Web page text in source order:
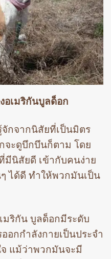
อเมริกันบูลด็อก
กจากนิสัยที่เป็นมิตร
จะดูบึกบึนก็ตาม โดย
นิสัยดี เข้ากับคนง่าย
ได้ดี ทำให้พวกมันเป็น
มริกัน บูลด็อกมีระดับ
อกกำลังกายเป็นประจำ
จ แม้ว่าพวกมันจะมี